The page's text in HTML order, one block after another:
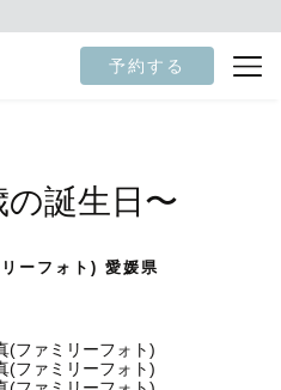
予約する
誕生日〜
ーフォト) 愛媛県